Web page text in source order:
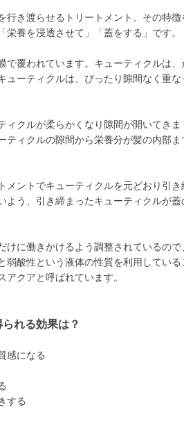
行き渡らせるトリートメント。その特徴
養を浸透させて」「蓋をする」です。
で覆われています。キューティクルは、
ューティクルは、ぴったり隙間なく重な
ィクルが柔らかくなり隙間が開いてきま
ティクルの隙間から栄養分が髪の内部ま
メントでキューティクルを元どおり引き
よう、引き締まったキューティクルが蓋
に働きかけるよう調整されているので
酸性という液体の性質を利用している
クアと呼ばれています。
れる効果は？
感になる
する